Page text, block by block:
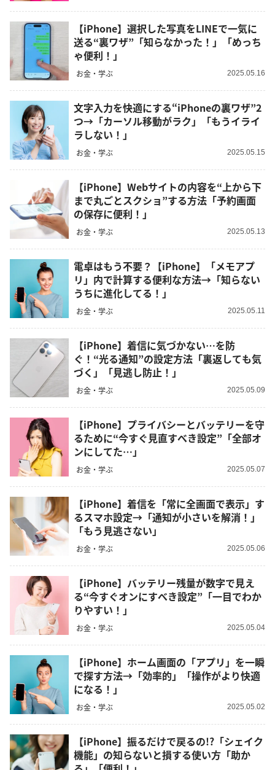
【iPhone】選択した写真をLINEで一気に
送る“裏ワザ”「知らなかった！」「めっち
ゃ便利！」
お金・学ぶ 2025.05.16
文字入力を快適にする“iPhoneの裏ワザ”2
つ→「カーソル移動がラク」「もうイライ
ラしない！」
お金・学ぶ 2025.05.15
【iPhone】Webサイトの内容を“上から下
まで丸ごとスクショ”する方法「予約画面
の保存に便利！」
お金・学ぶ 2025.05.13
電卓はもう不要？【iPhone】「メモアプ
リ」内で計算する便利な方法→「知らない
うちに進化してる！」
お金・学ぶ 2025.05.11
【iPhone】着信に気づかない…を防
ぐ！“光る通知”の設定方法「裏返しても気
づく」「見逃し防止！」
お金・学ぶ 2025.05.09
【iPhone】プライバシーとバッテリーを守
るために“今すぐ見直すべき設定”「全部オ
ンにしてた…」
お金・学ぶ 2025.05.07
【iPhone】着信を「常に全画面で表示」す
るスマホ設定→「通知が小さいを解消！」
「もう見逃さない」
お金・学ぶ 2025.05.06
【iPhone】バッテリー残量が数字で見え
る“今すぐオンにすべき設定”「一目でわか
りやすい！」
お金・学ぶ 2025.05.04
【iPhone】ホーム画面の「アプリ」を一瞬
で探す方法→「効率的」「操作がより快適
になる！」
お金・学ぶ 2025.05.02
【iPhone】振るだけで戻るの!?「シェイク
機能」の知らないと損する使い方「助か